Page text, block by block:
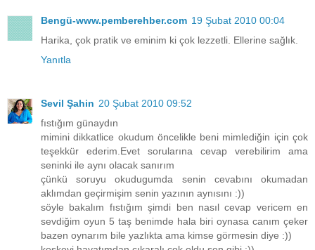
Bengü-www.pemberehber.com 19 Şubat 2010 00:04
Harika, çok pratik ve eminim ki çok lezzetli. Ellerine sağlık.
Yanıtla
Sevil Şahin 20 Şubat 2010 09:52
fıstığım günaydın
mimini dikkatlice okudum öncelikle beni mimlediğin için çok
teşekkür ederim.Evet sorularına cevap verebilirim ama
seninki ile aynı olacak sanırım
çünkü soruyu okudugumda senin cevabını okumadan
aklımdan geçirmişim senin yazının aynısını :))
söyle bakalım fıstığım şimdi ben nasıl cevap vericem en
sevdiğim oyun 5 taş benimde hala biri oynasa canım çeker
bazen oynarım bile yazlıkta ama kimse görmesin diye :))